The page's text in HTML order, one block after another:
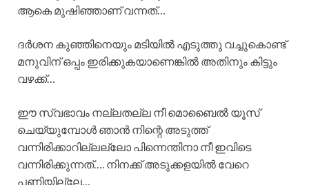
ആകെ മുഷിഞ്ഞാണ് വന്നത്…
ദർശന കുഞ്ഞിനെയും മടിയിൽ എടുത്തു വച്ചുകൊണ്ട്
മനുവിന് ഒപ്പം ഇരിക്കുകയാണെങ്കിൽ അതിനും കിട്ടും
വഴക്ക്…
ഈ സ്വഭാവം നല്ലതല്ല നീ മൊബൈൽ യൂസ്
ചെയ്യുമ്പോൾ ഞാൻ നിന്റെ അടുത്ത്
വന്നിരിക്കാറില്ലല്ലോ പിന്നെന്തിനാ നീ ഇവിടെ
വന്നിരിക്കുന്നത്…. നിനക്ക് അടുക്കളയിൽ വേറെ
പണിയില്ലേ…